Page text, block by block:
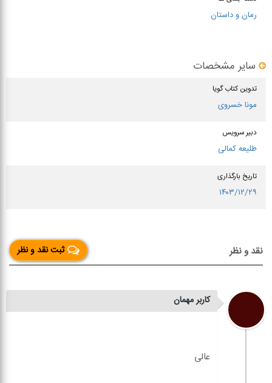
رمان و داستان
سایر مشخصات
تدوین کتاب گویا
مونا خسروی
دبیر سرویس
طلیعه کمالی
تاریخ بارگذاری
۱۴۰۳/۱۲/۲۹
ثبت نقد و نظر نقد و نظر
کاربر مهمان